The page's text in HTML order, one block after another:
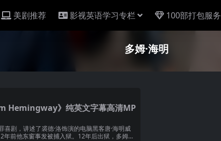
美剧推荐 影视英语学习专栏 100部打包服务
多姆·海明
Hemingway》纯英文字幕高清MP
喜剧，讲述了裘德·洛饰演的电脑黑客唐·海明威
年前他东窗事发被捕入狱。12年后出狱，多姆决